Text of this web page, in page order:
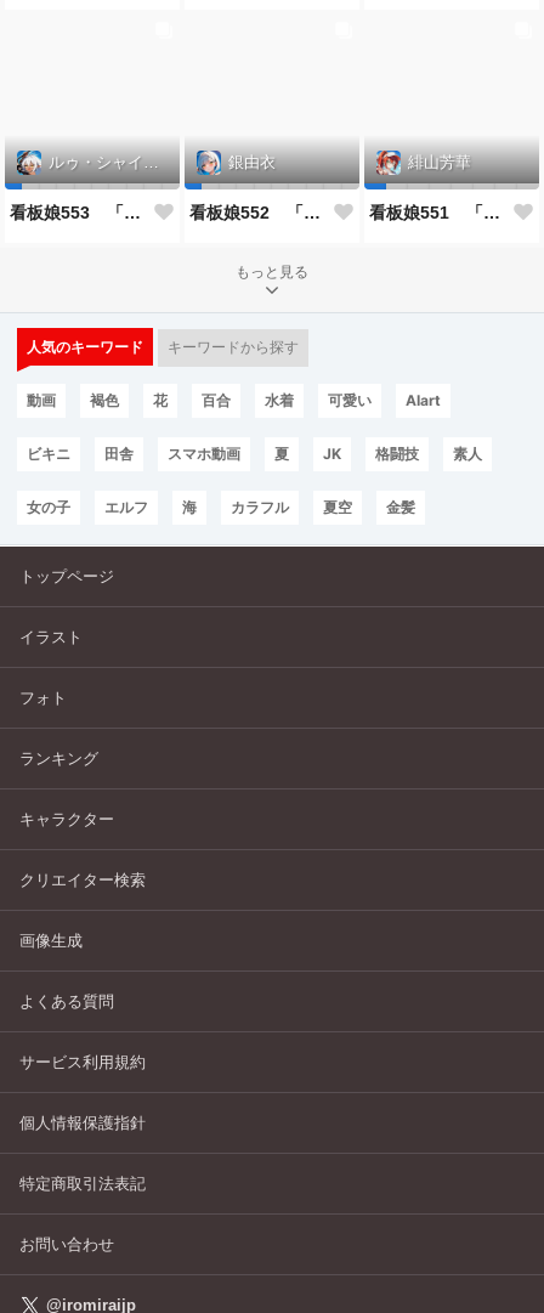
ルゥ・シャイニー
看板娘553 「ルゥ・シャイニーのよもやま話」
銀由衣
看板娘552 「銀由衣」
緋山芳華
看板娘551 「緋山芳華のよもやま話」
もっと見る
人気のキーワード キーワードから探す
動画 褐色 花 百合 水着 可愛い AIart
ビキニ 田舎 スマホ動画 夏 JK 格闘技 素人
女の子 エルフ 海 カラフル 夏空 金髪
トップページ
イラスト
フォト
ランキング
キャラクター
クリエイター検索
画像生成
よくある質問
サービス利用規約
個人情報保護指針
特定商取引法表記
お問い合わせ
@iromiraijp